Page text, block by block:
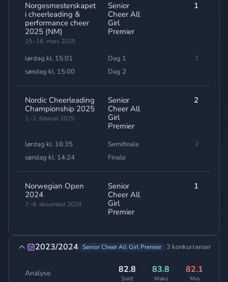
Norgesmesterskapet
i cheerleading &
performance cheer
2025 (NM)
15.–16. mars 2025
Senior
Cheer All
Girl
Premier
1
lørdag kl. 15:01 Dag 1 1
søndag kl. 15:00 Dag 2
Nordic Cheerleading
Championship 2025
1.–2. februar 2025
Senior
Cheer All
Girl
Premier
2
lørdag kl. 16:35 Semifinale 2
søndag kl. 14:24 Finale
Norwegian Open
2024
7.–8. desember 2024
Senior
Cheer All
Girl
Premier
1
2023/2024 Senior Cheer All Girl Premier 3 konkurranser
Analyse 82.8
Snitt
83.8
Maks
82.1
Min